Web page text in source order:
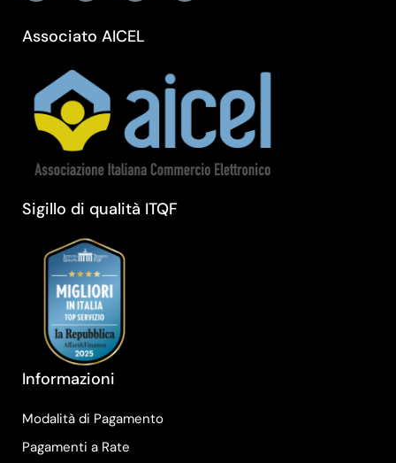
Associato AICEL
Sigillo di qualità ITQF
Informazioni
Modalità di Pagamento
Pagamenti a Rate